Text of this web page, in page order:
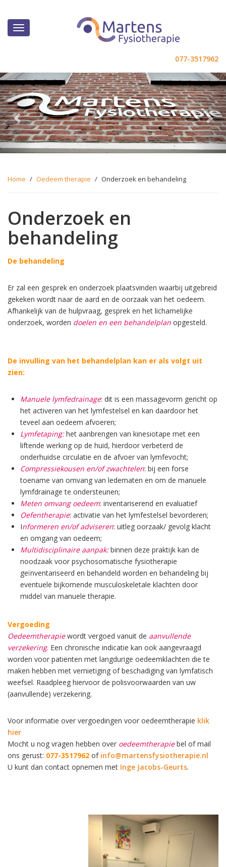
077-3517962
Previous
Home / Oedeem therapie / Onderzoek en behandeling
Onderzoek en
behandeling
De behandeling
Er zal een gesprek en onderzoek plaatsvinden waarbij uitgebreid
gekeken wordt naar de aard en de oorzaak van het oedeem.
Afhankelijk van de hulpvraag, gesprek en het lichamelijke
onderzoek, worden doelen en een behandelplan opgesteld.
De invulling van het behandelplan kan er als volgt uit
zien:
Manuele lymfedrainage: dit is een massagevorm gericht op
het activeren van het lymfestelsel en kan daardoor het
teveel aan oedeem afvoeren;
Lymfetaping:het aanbrengen van kinesiotape met een
liftende werking op de huid, hierdoor verbeterd de
onderhuidse circulatie en de afvoer van lymfevocht;
Compressiekousen en/of zwachtelen: bij een forse
toename van omvang van ledematen en om de manuele
lymfdrainage te ondersteunen;
Meten omvang oedeem: inventariserend en evaluatief
Oefentherapie: activatie van het lymfestelsel bevorderen;
Informeren en/of adviseren: uitleg oorzaak/ gevolg klacht
en omgang van oedeem;
Multidisciplinaire aanpak:binnen deze praktijk kan de
noodzaak voor psychosomatische fysiotherapie
geïnventariseerd en behandeld worden en behandeling bij
eventuele bijkomende musculoskeletale klachten door
middel van manuele therapie.
Vergoeding
Oedeemtherapiewordt vergoed vanuit de aanvullende
verzekering. Een chronische indicatie kan ook aangevraagd
worden voor patiënten met langdurige oedeemklachten die te
maken hebben met vernietiging of beschadiging van lymfatisch
weefsel. Raadpleeg hiervoor de polisvoorwaarden van uw
(aanvullende) verzekering.
Voor informatie over vergoedingen voor oedeemtherapie klik
hier
Mocht u nog vragen hebben over oedeemtherapiebel of mail
ons gerust: 077-3517962 of info@martensfysiotherapie.nl
U kunt dan contact opnemen met Inge Jacobs-Geurts.